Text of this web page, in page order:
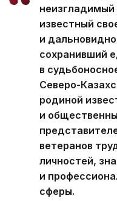
неизгладимый
известный
и
сохранивший
в
Северо-
родиной
и
ветеранов
личностей,
и
сферы.